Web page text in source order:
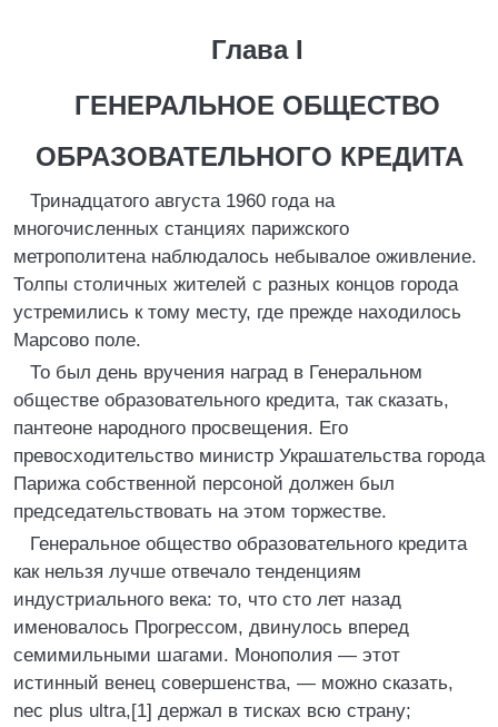
Глава I
ГЕНЕРАЛЬНОЕ ОБЩЕСТВО
ОБРАЗОВАТЕЛЬНОГО КРЕДИТА
Тринадцатого августа 1960 года на
многочисленных станциях парижского
метрополитена наблюдалось небывалое оживление.
Толпы столичных жителей с разных концов города
устремились к тому месту, где прежде находилось
Марсово поле.
То был день вручения наград в Генеральном
обществе образовательного кредита, так сказать,
пантеоне народного просвещения. Его
превосходительство министр Украшательства города
Парижа собственной персоной должен был
председательствовать на этом торжестве.
Генеральное общество образовательного кредита
как нельзя лучше отвечало тенденциям
индустриального века: то, что сто лет назад
именовалось Прогрессом, двинулось вперед
семимильными шагами. Монополия — этот
истинный венец совершенства, — можно сказать,
nec plus ultra,[1] держал в тисках всю страну;